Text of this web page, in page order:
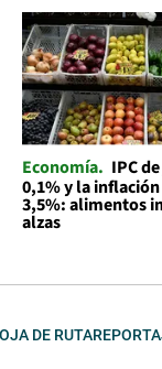
Economía IPC
0,1% y la
3,5%: alimentos
alzas
DE RUTA